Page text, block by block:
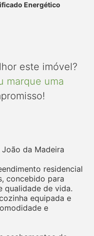
Energético
este imóvel?
marque uma
da Madeira
residencial
concebido para
de vida.
equipada e
e